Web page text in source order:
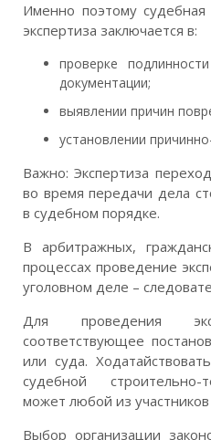
Именно поэтому судебная
экспертиза заключается в:
проверке
документации;
выявлении причин
установлении
Важно: Экспертиза
во время передачи дела
в судебном порядке.
В арбитражных,
процессах проведение
уголовном деле –
Для проведения
соответствующее
или суда.
судебной строительно-
может любой из
Выбор организации